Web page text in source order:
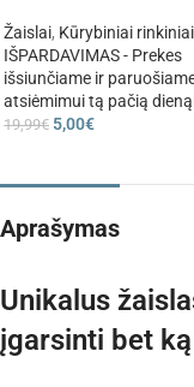
Žaislai, Kūrybiniai rinkiniai
IŠPARDAVIMAS - Prekes
išsiunčiame ir
atsiėmimui tą pačią
19,99€ 5,00€
Aprašymas
Unikalus
įgarsinti bet ką